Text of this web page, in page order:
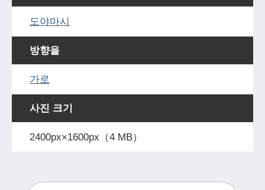
도야마시
방향을
가로
사진 크기
2400px×1600px（4 MB）